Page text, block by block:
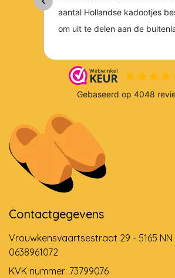
Contactgegevens
Vrouwkensvaartsestraat 29 - 5165
0638961072
KVK nummer: 73799076